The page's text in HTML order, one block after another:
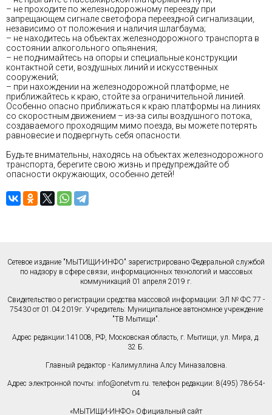
– не проходите по железнодорожному переезду при
запрещающем сигнале светофора переездной сигнализации,
независимо от положения и наличия шлагбаума;
– не находитесь на объектах железнодорожного транспорта в
состоянии алкогольного опьянения;
– не поднимайтесь на опоры и специальные конструкции
контактной сети, воздушных линий и искусственных
сооружений;
– при нахождении на железнодорожной платформе, не
приближайтесь к краю, стойте за ограничительной линией.
Особенно опасно приближаться к краю платформы на линиях
со скоростным движением – из-за силы воздушного потока,
создаваемого проходящим мимо поезда, вы можете потерять
равновесие и подвергнуть себя опасности.
Будьте внимательны, находясь на объектах железнодорожного
транспорта, берегите свою жизнь и предупреждайте об
опасности окружающих, особенно детей!
Сетевое издание "МЫТИЩИ-ИНФО" зарегистрировано Федеральной службой
по надзору в сфере связи, информационных технологий и массовых
коммуникаций 01 апреля 2019 г.
Свидетельство о регистрации средства массовой информации: ЭЛ № ФС 77 -
75430 от 01.04.2019г. Учредитель: Муниципальное автономное учреждение
"ТВ Мытищи".
Адрес редакции:141008, РФ, Московская область, г. Мытищи, ул. Мира, д.
32 Б.
Главный редактор - Калимуллина Алсу Миназаловна.
Адрес электронной почты: info@onetvm.ru. телефон редакции: 8(495) 786-54-
04
«МЫТИЩИ-ИНФО» Официальный сайт